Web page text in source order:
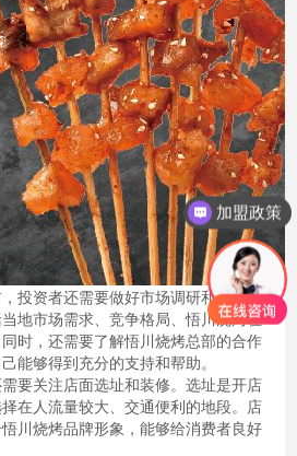
资者还需要做好市场调研和风险评
地市场需求、竞争格局、悟川烧烤在
时，还需要了解悟川烧烤总部的合作
能够得到充分的支持和帮助。
关注店面选址和装修。选址是开店
在人流量较大、交通便利的地段。店
川烧烤品牌形象，能够给消费者良好
加盟政策